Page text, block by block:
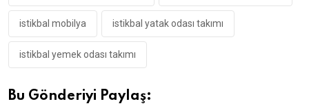
istikbal mobilya istikbal yatak odası takımı
istikbal yemek odası takımı
Bu Gönderiyi Paylaş: